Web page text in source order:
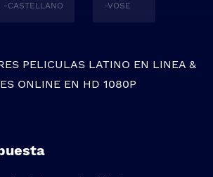
-CASTELLANO
-VOSE
PELICULAS LATINO EN LINEA &
ONLINE EN HD 1080P